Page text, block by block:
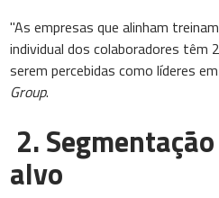
"As empresas que alinham
individual dos colaboradores têm
serem percebidas como líderes
Group.
2.
alvo